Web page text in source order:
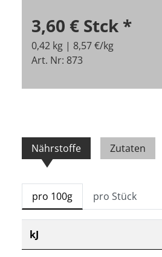
3,60 € Stck *
0,42 kg | 8,57 €/kg
Art. Nr: 873
Nährstoffe Zutaten
pro 100g pro Stück
kJ